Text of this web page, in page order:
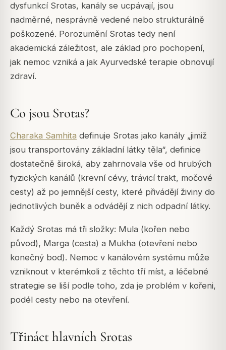
dysfunkcí Srotas, kanály se ucpávají, jsou
nadměrné, nesprávně vedené nebo strukturálně
poškozené. Porozumění Srotas tedy není
akademická záležitost, ale základ pro pochopení,
jak nemoc vzniká a jak Ayurvedské terapie obnovují
zdraví.
Co jsou Srotas?
Charaka Samhita definuje Srotas jako kanály „jimiž
jsou transportovány základní látky těla“, definice
dostatečně široká, aby zahrnovala vše od hrubých
fyzických kanálů (krevní cévy, trávicí trakt, močové
cesty) až po jemnější cesty, které přivádějí živiny do
jednotlivých buněk a odvádějí z nich odpadní látky.
Každý Srotas má tři složky: Mula (kořen nebo
původ), Marga (cesta) a Mukha (otevření nebo
konečný bod). Nemoc v kanálovém systému může
vzniknout v kterémkoli z těchto tří míst, a léčebné
strategie se liší podle toho, zda je problém v kořeni,
podél cesty nebo na otevření.
Třináct hlavních Srotas